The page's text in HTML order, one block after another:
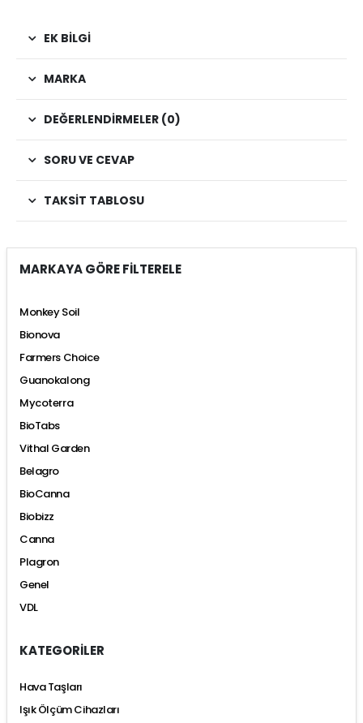
EK BILGI
MARKA
DEĞERLENDIRMELER (0)
SORU VE CEVAP
TAKSIT TABLOSU
MARKAYA GÖRE FİLTERELE
Monkey Soil
Bionova
Farmers Choice
Guanokalong
Mycoterra
BioTabs
Vithal Garden
Belagro
BioCanna
Biobizz
Canna
Plagron
Genel
VDL
KATEGORİLER
Hava Taşları
Işık Ölçüm Cihazları